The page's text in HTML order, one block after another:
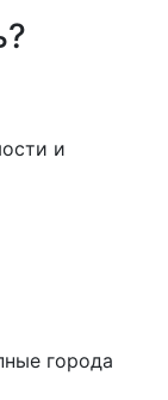
и
города